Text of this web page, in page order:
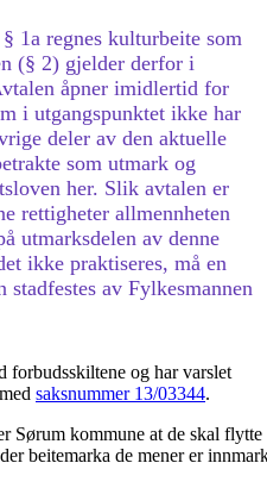
1a regnes kulturbeite som
(§ 2) gjelder derfor i
åpner imidlertid for
i utgangspunktet ikke har
deler av den aktuelle
som utmark og
her. Slik avtalen er
rettigheter allmennheten
utmarksdelen av denne
ikke praktiseres, må en
av Fylkesmannen
forbudsskiltene og har varslet
med saksnummer 13/03344.
Sørum kommune at de skal flytte
beitemarka de mener er